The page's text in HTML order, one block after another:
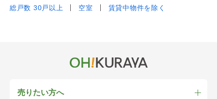
総戸数 30戸以上
空室 賃貸中物件を除く
売りたい方へ